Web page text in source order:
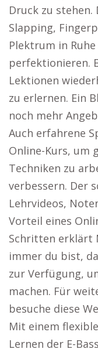
Druck zu stehen.
Slapping,
Plektrum in
perfektionieren.
Lektionen
zu erlernen. Ein
noch mehr
Auch erfahrene
Online-Kurs, um
Techniken zu
verbessern. Der
Lehrvideos,
Vorteil eines
Schritten erklärt
immer du bist,
zur Verfügung,
machen. Für
besuche diese
Mit einem
Lernen der E-